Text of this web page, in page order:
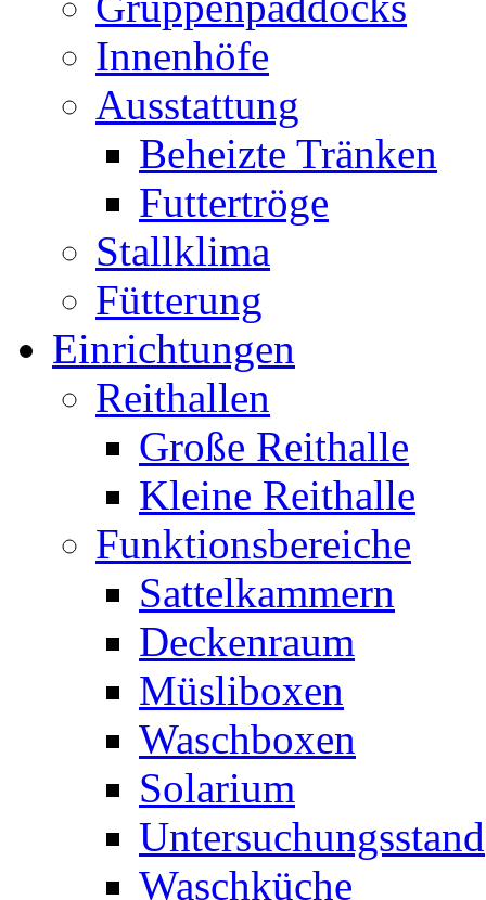
Innenhöfe
Ausstattung
Beheizte Tränken
Futtertröge
Stallklima
Fütterung
Einrichtungen
Reithallen
Große Reithalle
Kleine Reithalle
Funktionsbereiche
Sattelkammern
Deckenraum
Müsliboxen
Waschboxen
Solarium
Untersuchungsstand
Waschküche